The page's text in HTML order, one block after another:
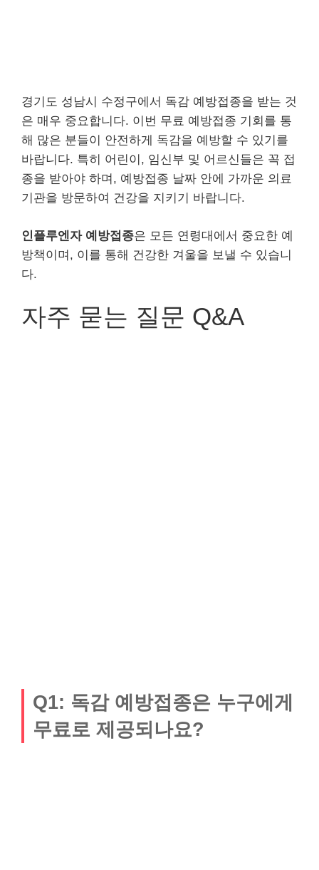
경기도 성남시 수정구에서 독감 예방접종을 받는 것
은 매우 중요합니다. 이번 무료 예방접종 기회를 통
해 많은 분들이 안전하게 독감을 예방할 수 있기를
바랍니다. 특히 어린이, 임신부 및 어르신들은 꼭 접
종을 받아야 하며, 예방접종 날짜 안에 가까운 의료
기관을 방문하여 건강을 지키기 바랍니다.
인플루엔자 예방접종은 모든 연령대에서 중요한 예
방책이며, 이를 통해 건강한 겨울을 보낼 수 있습니
다.
자주 묻는 질문 Q&A
Q1: 독감 예방접종은 누구에게
무료로 제공되나요?